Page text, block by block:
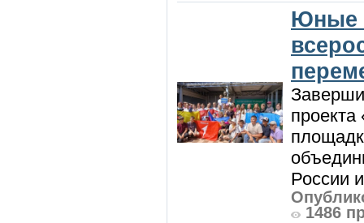
Юные
России
1486